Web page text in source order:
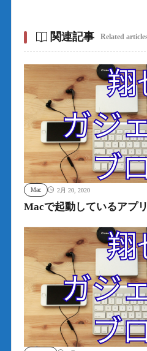
関連記事 Related
Mac 2月 20, 2020
Macで起動しているアプ